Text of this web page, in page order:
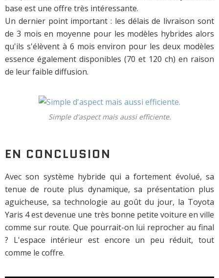
base est une offre très intéressante.
Un dernier point important : les délais de livraison sont
de 3 mois en moyenne pour les modèles hybrides alors
qu'ils s'élèvent à 6 mois environ pour les deux modèles
essence également disponibles (70 et 120 ch) en raison
de leur faible diffusion.
Simple d'aspect mais aussi efficiente.
EN CONCLUSION
Avec son système hybride qui a fortement évolué, sa
tenue de route plus dynamique, sa présentation plus
aguicheuse, sa technologie au goût du jour, la Toyota
Yaris 4 est devenue une très bonne petite voiture en ville
comme sur route. Que pourrait-on lui reprocher au final
? L'espace intérieur est encore un peu réduit, tout
comme le coffre.